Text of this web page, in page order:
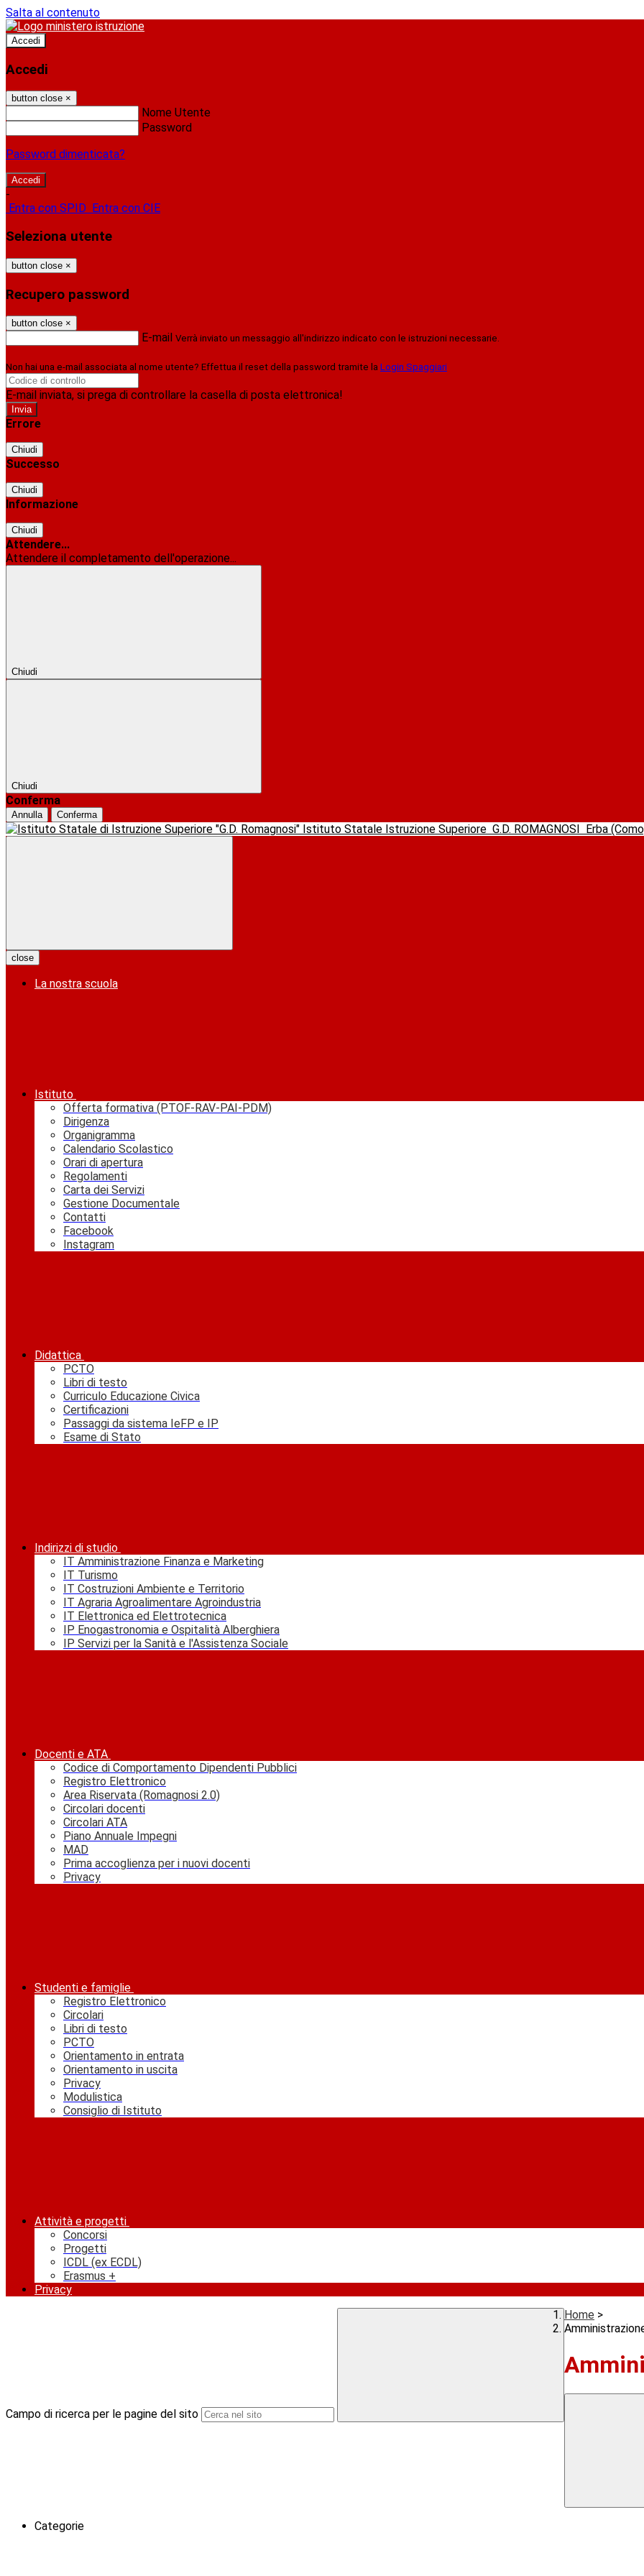
Salta al contenuto
Accedi
Accedi
button close ×
Nome Utente
Password
Password dimenticata?
-
Entra con SPID Entra con CIE
Seleziona utente
button close ×
Recupero password
button close ×
E-mail Verrà inviato un messaggio all'indirizzo indicato con le istruzioni necessarie.
Non hai una e-mail associata al nome utente? Effettua il reset della password tramite la Login Spaggiari
E-mail inviata, si prega di controllare la casella di posta elettronica!
Errore
Chiudi
Successo
Chiudi
Informazione
Chiudi
Attendere...
Attendere il completamento dell'operazione...
Chiudi
Chiudi
Conferma
Annulla Conferma
Istituto Statale Istruzione Superiore G.D. ROMAGNOSI Erba
close
La nostra scuola
Istituto
Offerta formativa (PTOF-RAV-PAI-PDM)
Dirigenza
Organigramma
Calendario Scolastico
Orari di apertura
Regolamenti
Carta dei Servizi
Gestione Documentale
Contatti
Facebook
Instagram
Didattica
PCTO
Libri di testo
Curriculo Educazione Civica
Certificazioni
Passaggi da sistema IeFP e IP
Esame di Stato
Indirizzi di studio
IT Amministrazione Finanza e Marketing
IT Turismo
IT Costruzioni Ambiente e Territorio
IT Agraria Agroalimentare Agroindustria
IT Elettronica ed Elettrotecnica
IP Enogastronomia e Ospitalità Alberghiera
IP Servizi per la Sanità e l'Assistenza Sociale
Docenti e ATA
Codice di Comportamento Dipendenti Pubblici
Registro Elettronico
Area Riservata (Romagnosi 2.0)
Circolari docenti
Circolari ATA
Piano Annuale Impegni
MAD
Prima accoglienza per i nuovi docenti
Privacy
Studenti e famiglie
Registro Elettronico
Circolari
Libri di testo
PCTO
Orientamento in entrata
Orientamento in uscita
Privacy
Modulistica
Consiglio di Istituto
Attività e progetti
Concorsi
Progetti
ICDL (ex ECDL)
Erasmus +
Privacy
Campo di ricerca per le pagine del sito
Home >
Categorie